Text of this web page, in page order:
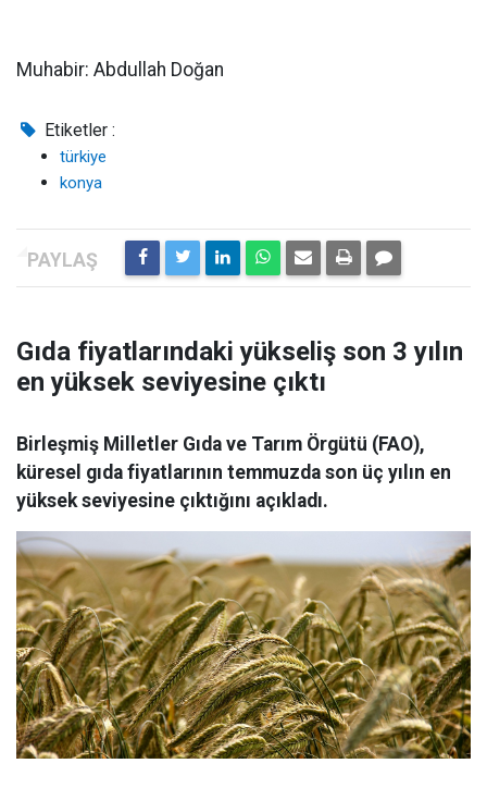
Muhabir: Abdullah Doğan
Etiketler :
türkiye
konya
Gıda fiyatlarındaki yükseliş son 3 yılın
en yüksek seviyesine çıktı
Birleşmiş Milletler Gıda ve Tarım Örgütü (FAO),
küresel gıda fiyatlarının temmuzda son üç yılın en
yüksek seviyesine çıktığını açıkladı.